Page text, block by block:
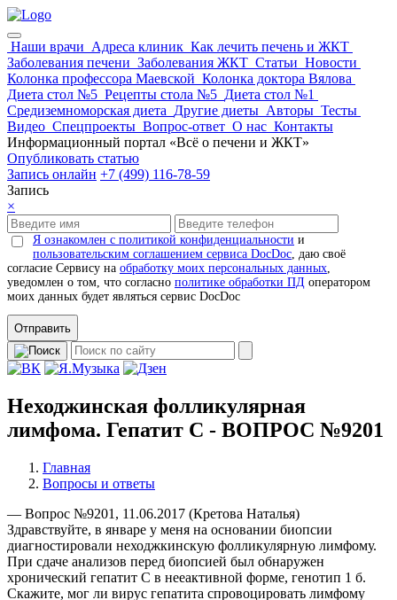
Наши врачи Адреса клиник Как лечить печень и ЖКТ
Заболевания печени Заболевания ЖКТ Статьи Новости
Колонка профессора Маевской Колонка доктора Вялова
Диета стол №5 Рецепты стола №5 Диета стол №1
Средиземноморская диета Другие диеты Авторы Тесты
Видео Спецпроекты Вопрос-ответ О нас Контакты
Информационный портал «Всё о печени и ЖКТ»
Опубликовать статью
Запись онлайн +7 (499) 116-78-59
Запись
×
Я ознакомлен с политикой конфиденциальности и
пользовательским соглашением сервиса DocDoc, даю своё
согласие Сервису на обработку моих персональных данных,
уведомлен о том, что согласно политике обработки ПД оператором
моих данных будет являться сервис DocDoc
Отправить
Неходжинская фолликулярная
лимфома. Гепатит С - ВОПРОС №9201
Главная
Вопросы и ответы
— Вопрос №9201, 11.06.2017 (Кретова Наталья)
Здравствуйте, в январе у меня на основании биопсии
диагностировали неходжкинскую фолликулярную лимфому.
При сдаче анализов перед биопсией был обнаружен
хронический гепатит С в нееактивной форме, генотип 1 б.
Скажите, мог ли вирус гепатита спровоцировать лимфому